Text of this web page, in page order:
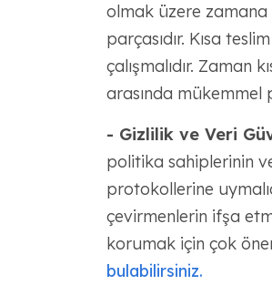
olmak üzere zamana
parçasıdır. Kısa
çalışmalıdır. Zaman
arasında
- Gizlilik ve Veri
politika sahiplerinin
protokollerine
çevirmenlerin ifşa
korumak için çok
bulabilirsiniz.